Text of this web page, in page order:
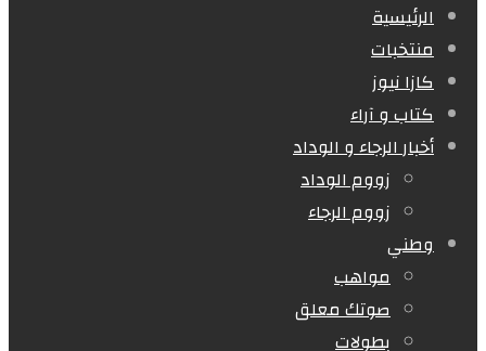
الرئيسية
منتخبات
كازا نيوز
كتاب و آراء
أخبار الرجاء و الوداد
زووم الوداد
زووم الرجاء
وطني
مواهب
صوتك معلق
بطولات